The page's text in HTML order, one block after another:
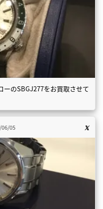
のSBGJ277をお買取させて
06/05